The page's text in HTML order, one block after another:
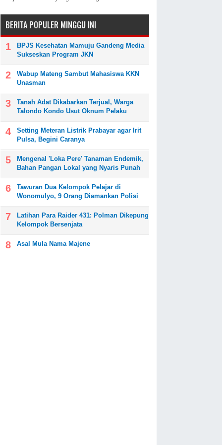
BERITA POPULER MINGGU INI
BPJS Kesehatan Mamuju Gandeng Media
Sukseskan Program JKN
Wabup Mateng Sambut Mahasiswa KKN
Unasman
Tanah Adat Dikabarkan Terjual, Warga
Talondo Kondo Usut Oknum Pelaku
Setting Meteran Listrik Prabayar agar Irit
Pulsa, Begini Caranya
Mengenal 'Loka Pere' Tanaman Endemik,
Bahan Pangan Lokal yang Nyaris Punah
Tawuran Dua Kelompok Pelajar di
Wonomulyo, 9 Orang Diamankan Polisi
Latihan Para Raider 431: Polman Dikepung
Kelompok Bersenjata
Asal Mula Nama Majene